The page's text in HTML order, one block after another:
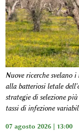
Nuove ricerche svelano
alla batteriosi letale
strategie di selezione
tassi di infezione
07 agosto 2026 | 13:00